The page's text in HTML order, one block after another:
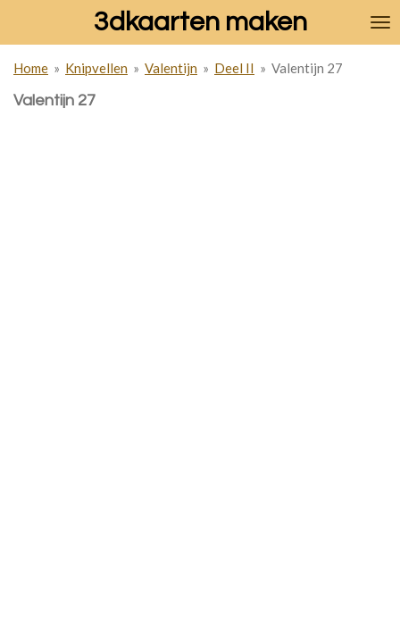
de
hoofdinhoud
3dkaarten maken
Home » Knipvellen » Valentijn » Deel II » Valentijn 27
Valentijn 27